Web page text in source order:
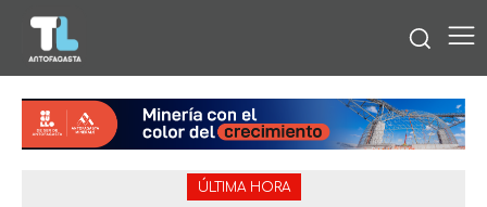
ÚLTIMA HORA